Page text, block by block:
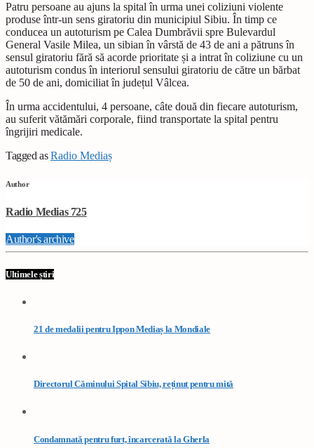
Patru persoane au ajuns la spital în urma unei coliziuni violente
produse într-un sens giratoriu din municipiul Sibiu. În timp ce
conducea un autoturism pe Calea Dumbrăvii spre Bulevardul
General Vasile Milea, un sibian în vârstă de 43 de ani a pătruns în
sensul giratoriu fără să acorde prioritate și a intrat în coliziune cu un
autoturism condus în interiorul sensului giratoriu de către un bărbat
de 50 de ani, domiciliat în județul Vâlcea.
În urma accidentului, 4 persoane, câte două din fiecare autoturism,
au suferit vătămări corporale, fiind transportate la spital pentru
îngrijiri medicale.
Tagged asRadio Mediaș
Author
Radio Medias 725
Author's archive
Ultimele știri
21 de medalii pentru Ippon Mediaș la Mondiale
Directorul Căminului Spital Sibiu, reținut pentru mită
Condamnată pentru furt, încarcerată la Gherla